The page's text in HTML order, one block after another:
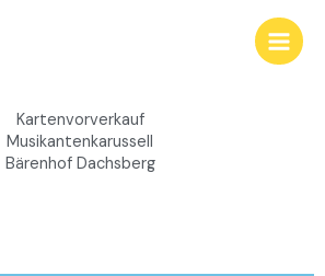
Kartenvorverkauf
Musikantenkarussell
Bärenhof Dachsberg